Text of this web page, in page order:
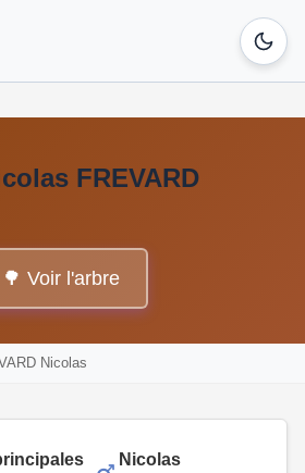
FREVARD
🌳 Voir l'arbre
Nicolas
Nicolas